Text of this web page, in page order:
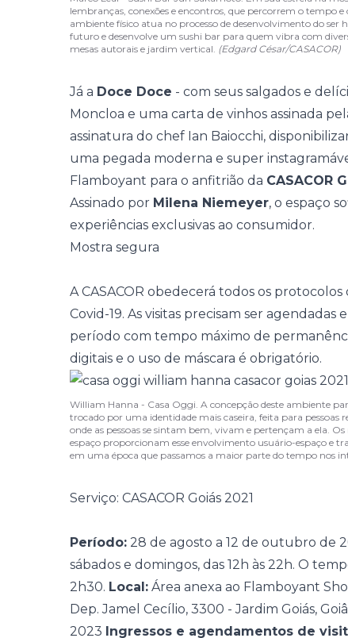
lembranças, conexões e encontros, que percorrem o tempo
ambiente físico atua no processo de desenvolvimento do
futuro e desenvolve um sushi bar para quem vibra com
mesas autorais e jardim vertical. (Edgard César/CASACOR)
Já a Doce Doce - com seus salgados e
Moncloa e uma carta de vinhos assinada
assinatura do chef Ian Baiocchi,
uma pegada moderna e super
Flamboyant para o anfitrião da CASACOR
Assinado por Milena Niemeyer, o espaço
experiências exclusivas ao consumidor.
Mostra segura
A CASACOR obedecerá todos os
Covid-19. As visitas precisam ser
período com tempo máximo de
digitais e o uso de máscara é obrigatório.
William Hanna - Casa Oggi. A concepção deste ambiente
trocado por uma identidade mais caseira, feita para pessoas
onde as pessoas se sintam bem, vivam e pertençam a ela.
espaço proporcionam esse envolvimento usuário-espaço e
em uma época que passamos a maior parte do tempo nos
Serviço: CASACOR Goiás 2021
Período: 28 de agosto a 12 de outubro de
sábados e domingos, das 12h às 22h. O
2h30. Local: Área anexa ao Flamboyant
Dep. Jamel Cecílio, 3300 - Jardim Goiás,
2023 Ingressos e agendamentos de